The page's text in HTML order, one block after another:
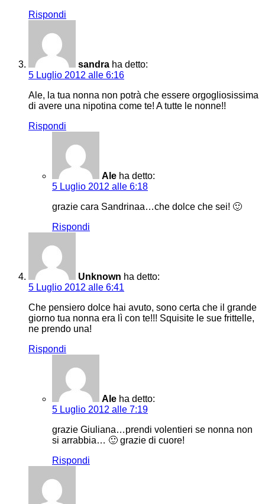
Rispondi
sandra ha detto:
5 Luglio 2012 alle 6:16
Ale, la tua nonna non potrà che essere orgogliosissima
di avere una nipotina come te! A tutte le nonne!!
Rispondi
Ale ha detto:
5 Luglio 2012 alle 6:18
grazie cara Sandrinaa…che dolce che sei! 🙂
Rispondi
Unknown ha detto:
5 Luglio 2012 alle 6:41
Che pensiero dolce hai avuto, sono certa che il grande
giorno tua nonna era lì con te!!! Squisite le sue frittelle,
ne prendo una!
Rispondi
Ale ha detto:
5 Luglio 2012 alle 7:19
grazie Giuliana…prendi volentieri se nonna non
si arrabbia… 🙂 grazie di cuore!
Rispondi